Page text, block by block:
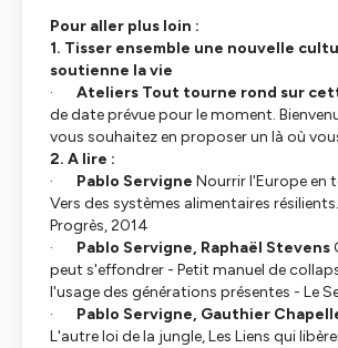
Pour aller plus loin :
1. Tisser ensemble une nouvelle
soutienne la vie
· Ateliers Tout tourne rond sur
de date prévue pour le moment.
vous souhaitez en proposer un là où
2. A lire :
· Pablo Servigne Nourrir l'Europe en
Vers des systèmes alimentaires
Progrès, 2014
· Pablo Servigne, Raphaël Stevens
peut s'effondrer - Petit manuel de
l'usage des générations présentes - Le
· Pablo Servigne, Gauthier
L'autre loi de la jungle, Les Liens qui